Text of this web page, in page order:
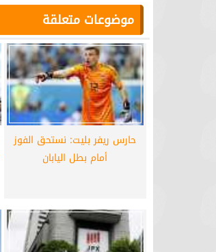
موضوعات متعلقة
حارس ريفر بليت: نستحق الفوز
أمام بطل اليابان